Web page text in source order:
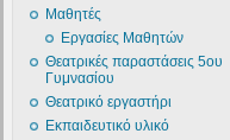
Μαθητές
Εργασίες Μαθητών
Θεατρικές παραστάσεις 5ου
Γυμνασίου
Θεατρικό εργαστήρι
Εκπαιδευτικό υλικό